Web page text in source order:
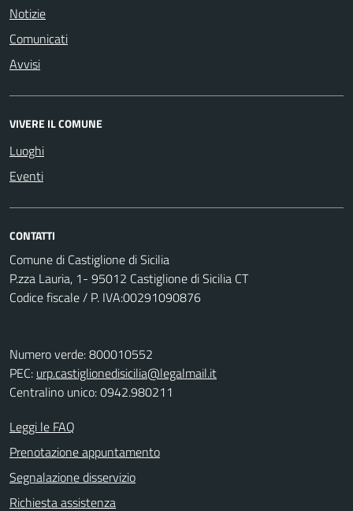
Notizie
Comunicati
Avvisi
VIVERE IL COMUNE
Luoghi
Eventi
CONTATTI
Comune di Castiglione di Sicilia
P.zza Lauria, 1- 95012 Castiglione di Sicilia CT
Codice fiscale / P. IVA:00291090876
Numero verde: 800010552
PEC: urp.castiglionedisicilia@legalmail.it
Centralino unico: 0942.980211
Leggi le FAQ
Prenotazione appuntamento
Segnalazione disservizio
Richiesta assistenza